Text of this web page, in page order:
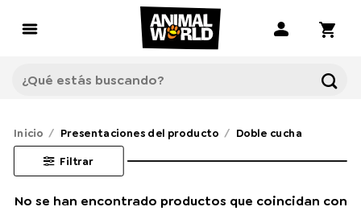
Buscar
por:
Inicio / Presentaciones del producto / Doble cucha
Filtrar
No se han encontrado productos que coincidan con